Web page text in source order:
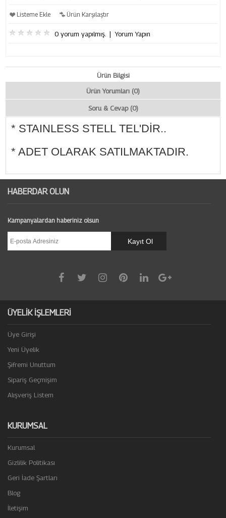
Listeme Ekle Ürün Karşılaştır
0 yorum yapılmış. |Yorum Yapın
Ürün Bilgisi
Ürün Yorumları (0)
Soru & Cevap (0)
* STAINLESS STELL TEL'DİR..
* ADET OLARAK SATILMAKTADIR.
HABERDAR OLUN
Kampanyalardan haberiniz olsun
ÜYELİK İŞLEMLERİ
Üye Girişi
Yeni Üyelik
Şifremi Unuttum
Sipariş Geçmişim
Alışveriş Listem
KURUMSAL
Kurumsal
Gizlilik Politikası
Geri İade Şartları
Blog
İletişim